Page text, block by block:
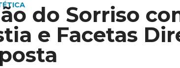
do Sorriso
e Facetas